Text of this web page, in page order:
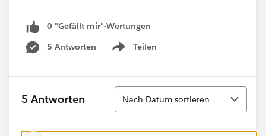
0 "Gefällt mir"-Wertungen
5 Antworten
Teilen
Show menu
5 Antworten
Sortieren
Nach Datum sortieren